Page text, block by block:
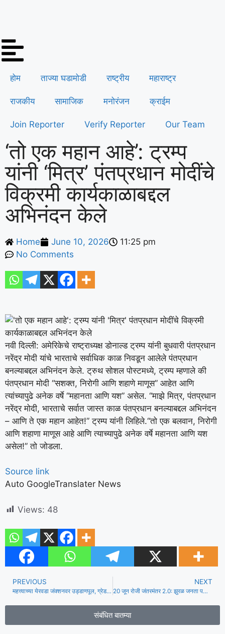
होम ताज्या घडामोडी राष्ट्रीय महाराष्ट्र
राजकीय सामाजिक मनोरंजन क्राईम
Join Reporter Verify Reporter Our Team
‘तो एक महान आहे’: ट्रम्प
यांनी ‘मित्र’ पंतप्रधान मोदींचे
विक्रमी कार्यकाळाबद्दल
अभिनंदन केले
Home June 10, 2026
11:25 pm
No Comments
नवी दिल्ली: अमेरिकेचे राष्ट्राध्यक्ष डोनाल्ड ट्रम्प यांनी बुधवारी पंतप्रधान
नरेंद्र मोदी यांचे भारताचे सर्वाधिक काळ निवडून आलेले पंतप्रधान
बनल्याबद्दल अभिनंदन केले.ट्रुथ सोशल पोस्टमध्ये, ट्रम्प म्हणाले की
पंतप्रधान मोदी “सशक्त, निरोगी आणि शहाणे माणूस” आहेत आणि
त्यांच्यापुढे अनेक वर्षे “महानता आणि यश” असेल. “माझे मित्र, पंतप्रधान
नरेंद्र मोदी, भारताचे सर्वात जास्त काळ पंतप्रधान बनल्याबद्दल अभिनंदन
– आणि ते एक महान आहेत!” ट्रम्प यांनी लिहिले.“तो एक बलवान, निरोगी
आणि शहाणा माणूस आहे आणि त्याच्यापुढे अनेक वर्षे महानता आणि यश
असेल!” तो जोडला.
Source link
Auto GoogleTranslater News
Views: 48
PREVIOUS
महत्त्वाच्या येरवडा जंक्शनवर उड्डाणपूल, ग्रेड सेपरेटरच्या प्रस्तावात प्रथम झाडे
NEXT
20 जून रोजी जंतरमंतर 2.0: झुरळ जनता पक्षाचे अभिजीत दिपके म्हणाले की धर्मेंद्र प्रधान राजीनामा देत नाही तोपर्यंत दिल्ली सोडणार नाही
संबंधित बातम्या